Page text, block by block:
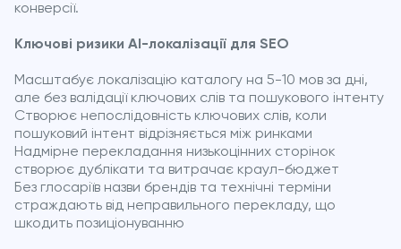
конверсії.
Ключові ризики AI-локалізації для SEO
Масштабує локалізацію каталогу на 5-10 мов за дні,
але без валідації ключових слів та пошукового інтенту
Створює непослідовність ключових слів, коли
пошуковий інтент відрізняється між ринками
Надмірне перекладання низькоцінних сторінок
створює дублікати та витрачає краул-бюджет
Без глосаріїв назви брендів та технічні терміни
страждають від неправильного перекладу, що
шкодить позиціонуванню